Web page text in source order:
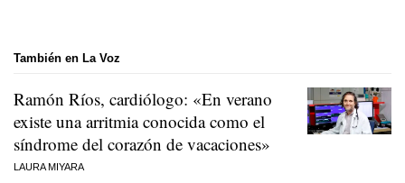
También en La Voz
Ramón Ríos, cardiólogo: «En verano
existe una arritmia conocida como el
síndrome del corazón de vacaciones»
LAURA MIYARA